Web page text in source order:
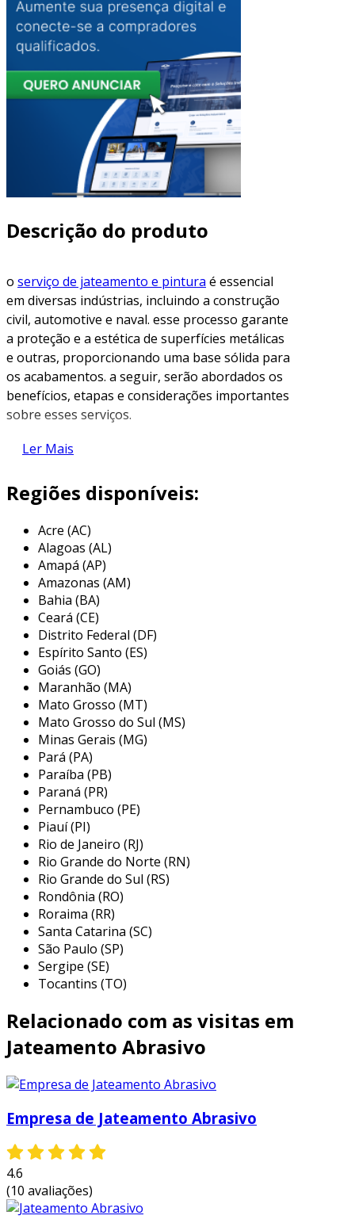
Descrição do produto
o serviço de jateamento e pintura é essencial
em diversas indústrias, incluindo a construção
civil, automotive e naval. esse processo garante
a proteção e a estética de superfícies metálicas
e outras, proporcionando uma base sólida para
os acabamentos. a seguir, serão abordados os
benefícios, etapas e considerações importantes
sobre esses serviços.
benefícios do jateamento e pintura
os benefícios que podem ser destacados:
preparação da superfície
remove sujeira, ferrugem e detritos,
melhorando a aderência da pintura.
durabilidade e proteção
aplicado protege contra corrosão e
desgastes, aumentando a vida útil dos
materiais.
acabamento estético
de pintura proporciona um acabamento
visualmente agradável, valorizando o
produto.
redução de custos
preventiva através desse serviço pode
evitar gastos futuros com reparos.
versatilidade
: atende a diferentes
setores, podendo ser aplicado em peças
metálicas, estruturas, equipamentos e
muito mais.
etapas do processo de jateamento e
pintura
o processo de jateamento e pintura pode ser
dividido em algumas etapas fundamentais. as
avaliação da superfície: É feita uma
análise da condição da superfície para
ser aplicado.
preparação do local: a área é limpa e
preparada para evitar contaminação
durante o processo.
utilizando abrasivos, que removem
imperfeições e preparam a superfície.
Ler Mais
Regiões disponíveis:
Acre (AC)
Alagoas (AL)
Amapá (AP)
Amazonas (AM)
Bahia (BA)
Ceará (CE)
Distrito Federal (DF)
Espírito Santo (ES)
Goiás (GO)
Maranhão (MA)
Mato Grosso (MT)
Mato Grosso do Sul (MS)
Minas Gerais (MG)
Pará (PA)
Paraíba (PB)
Paraná (PR)
Pernambuco (PE)
Piauí (PI)
Rio de Janeiro (RJ)
Rio Grande do Norte (RN)
Rio Grande do Sul (RS)
Rondônia (RO)
Roraima (RR)
Santa Catarina (SC)
São Paulo (SP)
Sergipe (SE)
Tocantins (TO)
Relacionado com as visitas em
Jateamento Abrasivo
Empresa de Jateamento Abrasivo
4.6
(10 avaliações)